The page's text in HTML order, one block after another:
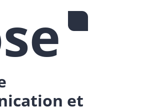
et